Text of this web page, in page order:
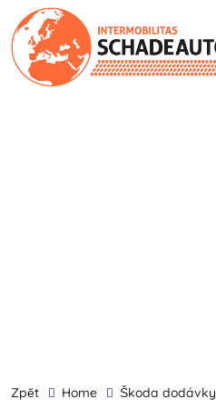
zpĕt Home škoda dodávky